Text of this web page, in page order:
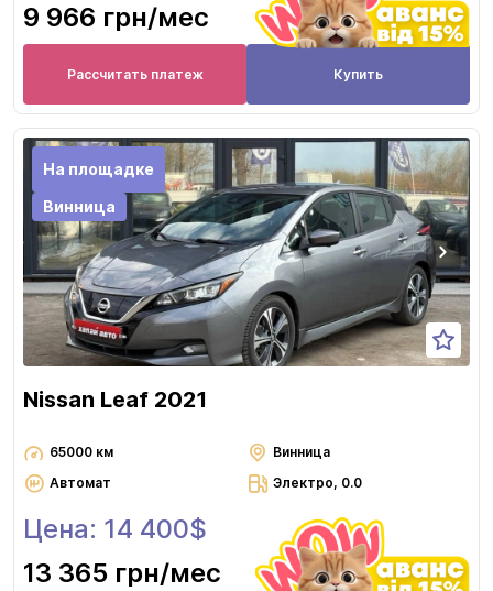
9 966 грн/мес
Рассчитать платеж Купить
На площадке
Винница
Nissan Leaf 2021
65000 км
Винница
Автомат
Электро, 0.0
Цена: 14 400$
13 365 грн/мес